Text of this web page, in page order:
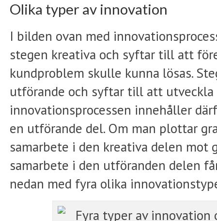
Olika typer av innovation
I bilden ovan med
stegen kreativa och syftar till att
kundproblem skulle kunna lösas.
utförande och syftar till att
innovationsprocessen innehåller
en utförande del. Om man plottar
samarbete i den kreativa delen mot
samarbete i den utföranden delen
nedan med fyra olika